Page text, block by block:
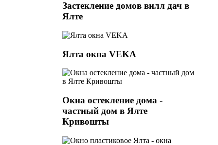
Застекление домов вилл дач в
Ялте
Ялта окна VEKA
Окна остекление дома -
частный дом в Ялте
Кривошты